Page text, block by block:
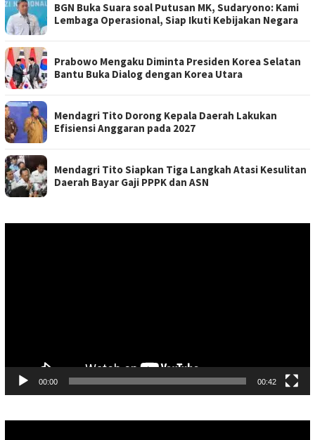
BGN Buka Suara soal Putusan MK, Sudaryono: Kami
Lembaga Operasional, Siap Ikuti Kebijakan Negara
Prabowo Mengaku Diminta Presiden Korea Selatan
Bantu Buka Dialog dengan Korea Utara
Mendagri Tito Dorong Kepala Daerah Lakukan
Efisiensi Anggaran pada 2027
Mendagri Tito Siapkan Tiga Langkah Atasi Kesulitan
Daerah Bayar Gaji PPPK dan ASN
00:00 00:42